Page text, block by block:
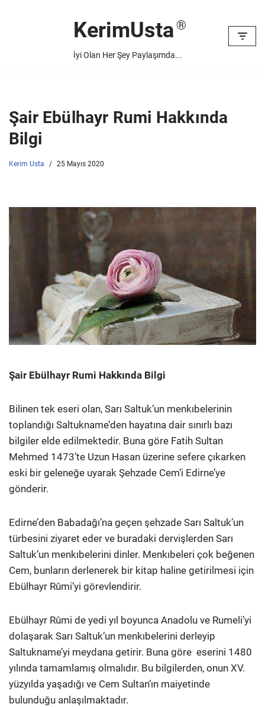
KerimUsta
İyi Olan Her Şey Paylaşımda...
Şair Ebülhayr Rumi Hakkında
Bilgi
Kerim Usta 25 Mayıs 2020
Şair Ebülhayr Rumi Hakkında Bilgi
Bilinen tek eseri olan, Sarı Saltuk’un menkıbelerinin
toplandığı Saltukname’den hayatına dair sınırlı bazı
bilgiler elde edilmektedir. Buna göre Fatih Sultan
Mehmed 1473’te Uzun Hasan üzerine sefere çıkarken
eski bir geleneğe uyarak Şehzade Cem’i Edirne’ye
gönderir.
Edirne’den Babadağı’na geçen şehzade Sarı Saltuk’un
türbesini ziyaret eder ve buradaki dervişlerden Sarı
Saltuk’un menkıbelerini dinler. Menkıbeleri çok beğenen
Cem, bunların derlenerek bir kitap haline getirilmesi için
Ebülhayr Rûmi’yi görevlendirir.
Ebülhayr Rûmi de yedi yıl boyunca Anadolu ve Rumeli’yi
dolaşarak Sarı Saltuk’un menkıbelerini derleyip
Saltukname’yi meydana getirir. Buna göre eserini 1480
yılında tamamlamış olmalıdır. Bu bilgilerden, onun XV.
yüzyılda yaşadığı ve Cem Sultan’ın maiyetinde
bulunduğu anlaşılmaktadır.